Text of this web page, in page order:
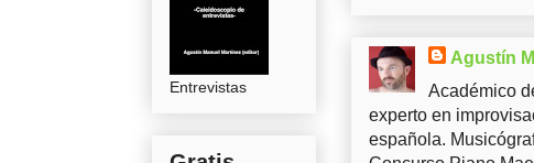
Agustín
Académico
experto en
española.
Entrevistas